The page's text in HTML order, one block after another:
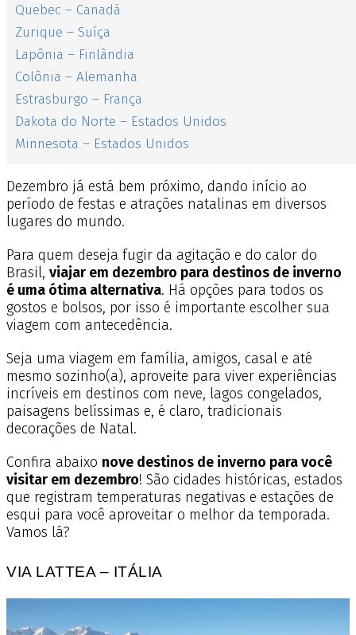
Quebec – Canadá
Zurique – Suíça
Lapônia – Finlândia
Colônia – Alemanha
Estrasburgo – França
Dakota do Norte – Estados Unidos
Minnesota – Estados Unidos
Dezembro já está bem próximo, dando início ao
período de festas e atrações natalinas em diversos
lugares do mundo.
Para quem deseja fugir da agitação e do calor do
Brasil, viajar em dezembro para destinos de inverno
é uma ótima alternativa. Há opções para todos os
gostos e bolsos, por isso é importante escolher sua
viagem com antecedência.
Seja uma viagem em família, amigos, casal e até
mesmo sozinho(a), aproveite para viver experiências
incríveis em destinos com neve, lagos congelados,
paisagens belíssimas e, é claro, tradicionais
decorações de Natal.
Confira abaixo nove destinos de inverno para você
visitar em dezembro! São cidades históricas, estados
que registram temperaturas negativas e estações de
esqui para você aproveitar o melhor da temporada.
Vamos lá?
VIA LATTEA – ITÁLIA